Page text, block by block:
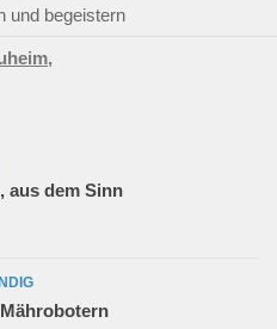
und begeistern
aus dem Sinn